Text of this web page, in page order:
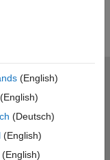
(English)
(Deutsch)
(English)
(English)
ポリシー
ータス